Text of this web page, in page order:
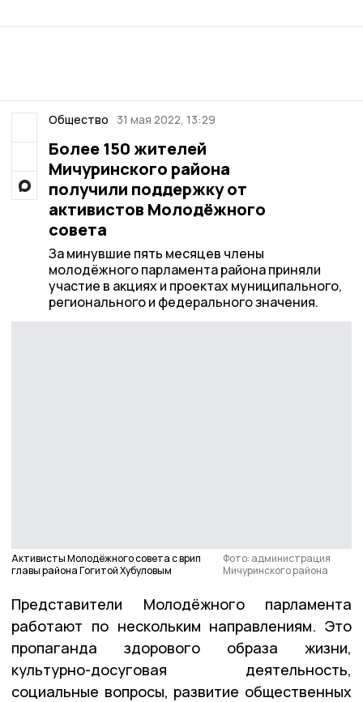
Общество 31 мая 2022, 13:29
Более 150 жителей
Мичуринского района
получили поддержку от
активистов Молодёжного
совета
За минувшие пять месяцев члены
молодёжного парламента района приняли
участие в акциях и проектах муниципального,
регионального и федерального значения.
Активисты Молодёжного совета с врип
главы района Гогитой Хубуловым
Фото: администрация
Мичуринского района
Представители Молодёжного парламента
работают по нескольким направлениям. Это
пропаганда здорового образа жизни,
культурно-досуговая деятельность,
социальные вопросы, развитие общественных